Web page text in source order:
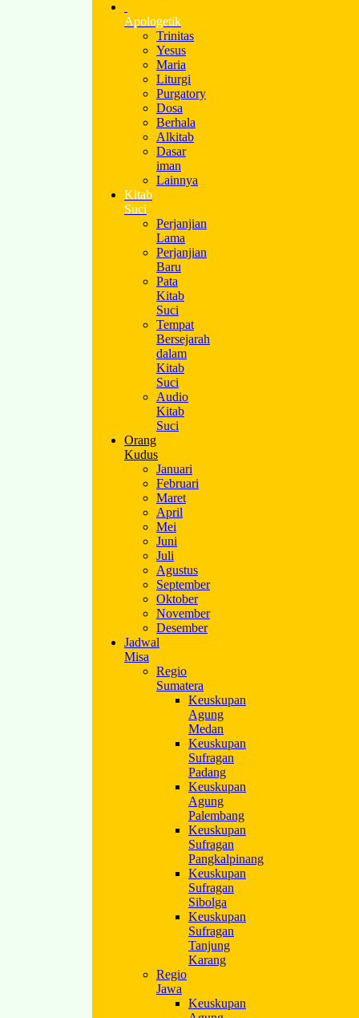
Apologetik
Trinitas
Yesus
Maria
Liturgi
Purgatory
Dosa
Berhala
Alkitab
Dasar
iman
Lainnya
Kitab
Suci
Perjanjian
Lama
Perjanjian
Baru
Pata
Kitab
Suci
Tempat
Bersejarah
dalam
Kitab
Suci
Audio
Kitab
Suci
Orang
Kudus
Januari
Februari
Maret
April
Mei
Juni
Juli
Agustus
September
Oktober
November
Desember
Jadwal
Misa
Regio
Sumatera
Keuskupan
Agung
Medan
Keuskupan
Sufragan
Padang
Keuskupan
Agung
Palembang
Keuskupan
Sufragan
Pangkalpinang
Keuskupan
Sufragan
Sibolga
Keuskupan
Sufragan
Tanjung
Karang
Regio
Jawa
Keuskupan